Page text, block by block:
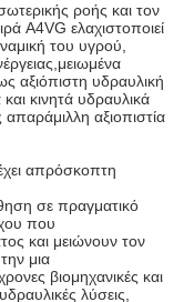
ροής και τον
A4VG ελαχιστοποιεί
του υγρού,
αξιόπιστη υδραυλική
κινητά υδραυλικά
αξιοπιστία
απρόσκοπτη
σε πραγματικό
που
και μειώνουν τον
μια
βιομηχανικές και
λύσεις,